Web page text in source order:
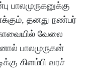
பாலமுருகனுக்கு
தனது நண்பர்
வேலை
பாலமுருகன்
கிளம்பி வரச்